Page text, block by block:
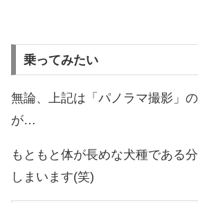
乗ってみたい
無論、上記は「パノラマ撮影」
が…
もともと体が長めな犬種である
しまいます(笑)